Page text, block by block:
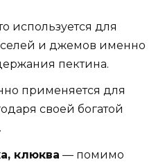
используется для
и джемов именно
пектина.
применяется для
своей богатой
клюква — помимо